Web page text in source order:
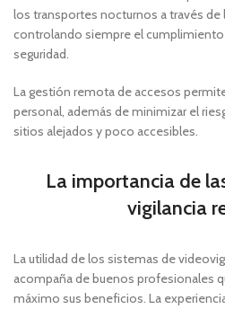
los transportes nocturnos a través de
controlando siempre el
seguridad.
La gestión remota de accesos
personal, además de minimizar el
sitios alejados y poco accesibles.
La importancia de
vigilancia
La utilidad de los sistemas de
acompaña de buenos profesionales
máximo sus beneficios. La